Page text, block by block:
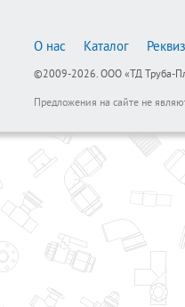
О нас Каталог
©2009-2026. ООО «ТД Труба-
Предложения на сайте не